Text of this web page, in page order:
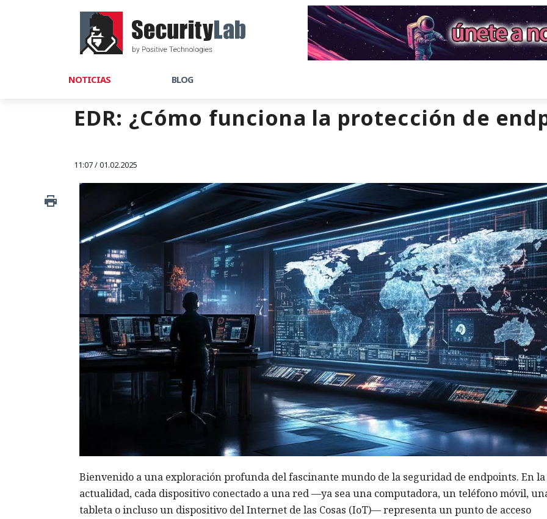
NOTICIAS BLOG
EDR: ¿Cómo funciona la protección de
11:07 / 01.02.2025
Bienvenido a una exploración profunda del fascinante mundo de la seguridad de endpoints. En la
actualidad, cada dispositivo conectado a una red —ya sea una computadora, un teléfono móvil,
tableta o incluso un dispositivo del Internet de las Cosas (IoT)— representa un punto de acceso